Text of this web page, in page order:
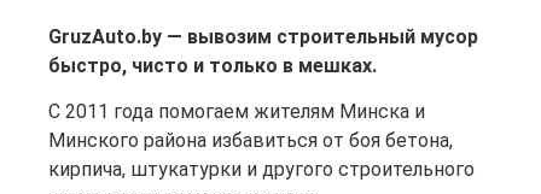
GruzAuto.by — вывозим строительный мусор
быстро, чисто и только в мешках.
С 2011 года помогаем жителям Минска и
Минского района избавиться от боя бетона,
кирпича, штукатурки и другого строительного